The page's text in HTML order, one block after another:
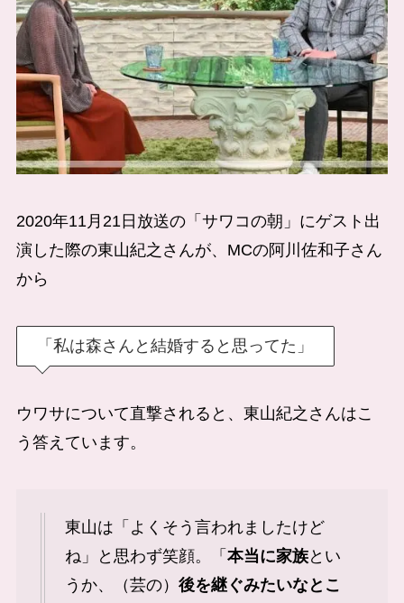
2020年11月21日放送の「サワコの朝」にゲスト出
演した際の東山紀之さんが、MCの阿川佐和子さん
から
「私は森さんと結婚すると思ってた」
ウワサについて直撃されると、東山紀之さんはこ
う答えています。
東山は「よくそう言われましたけど
ね」と思わず笑顔。「 本当に家族とい
うか、（芸の） 後を継ぐみたいなとこ